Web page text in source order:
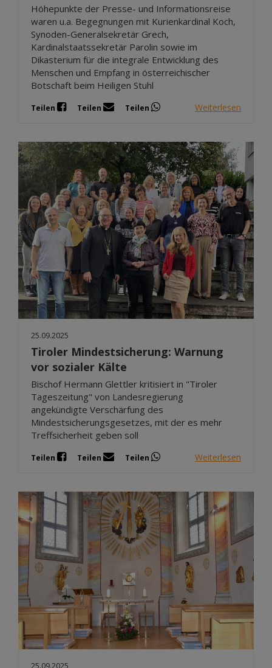
Höhepunkte der Presse- und Informationsreise
waren u.a. Begegnungen mit Kurienkardinal Koch,
Synoden-Generalsekretär Grech,
Kardinalstaatssekretär Parolin sowie im
Dikasterium für die integrale Entwicklung des
Menschen und Empfang in österreichischer
Botschaft beim Heiligen Stuhl
Teilen Teilen Teilen Weiterlesen
25.09.2025
Tiroler Mindestsicherung: Warnung
vor sozialer Kälte
Bischof Hermann Glettler kritisiert in "Tiroler
Tageszeitung" von Landesregierung
angekündigte Verschärfung des
Mindestsicherungsgesetzes, mit der es mehr
Treffsicherheit geben soll
Teilen Teilen Teilen Weiterlesen